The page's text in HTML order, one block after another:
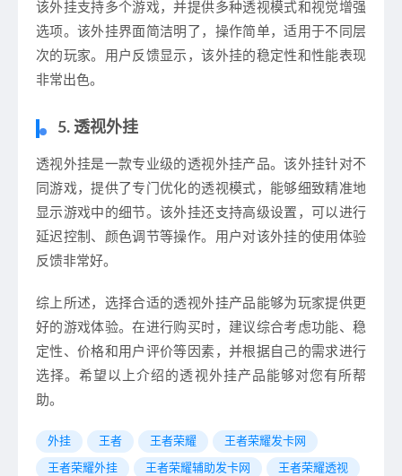
该外挂支持多个游戏，并提供多种透视模式和视觉增强
选项。该外挂界面简洁明了，操作简单，适用于不同层
次的玩家。用户反馈显示，该外挂的稳定性和性能表现
非常出色。
5. 透视外挂
透视外挂是一款专业级的透视外挂产品。该外挂针对不
同游戏，提供了专门优化的透视模式，能够细致精准地
显示游戏中的细节。该外挂还支持高级设置，可以进行
延迟控制、颜色调节等操作。用户对该外挂的使用体验
反馈非常好。
综上所述，选择合适的透视外挂产品能够为玩家提供更
好的游戏体验。在进行购买时，建议综合考虑功能、稳
定性、价格和用户评价等因素，并根据自己的需求进行
选择。希望以上介绍的透视外挂产品能够对您有所帮
助。
外挂 王者 王者荣耀 王者荣耀发卡网
王者荣耀外挂 王者荣耀辅助发卡网 王者荣耀透视